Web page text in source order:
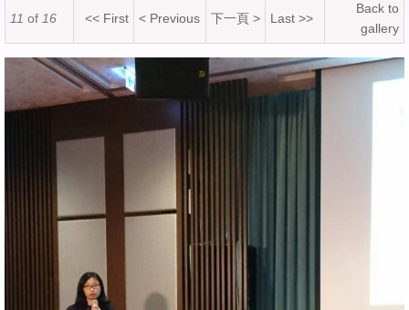
11 of 16 << First < Previous 下一頁 > Last >>
Back to
gallery
2170618-12.jpg